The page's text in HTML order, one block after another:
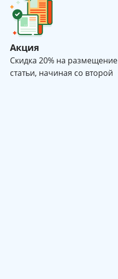
Акция
Cкидка 20% на размещение
статьи, начиная со второй